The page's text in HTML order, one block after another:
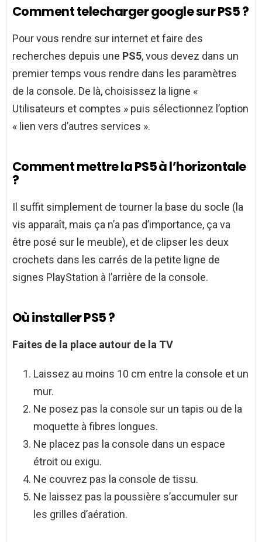
Comment telecharger google sur PS5 ?
Pour vous rendre sur internet et faire des
recherches depuis une PS5, vous devez dans un
premier temps vous rendre dans les paramètres
de la console. De là, choisissez la ligne «
Utilisateurs et comptes » puis sélectionnez l’option
« lien vers d’autres services ».
Comment mettre la PS5 à l’horizontale
?
Il suffit simplement de tourner la base du socle (la
vis apparaît, mais ça n’a pas d’importance, ça va
être posé sur le meuble), et de clipser les deux
crochets dans les carrés de la petite ligne de
signes PlayStation à l’arrière de la console.
Où installer PS5 ?
Faites de la place autour de la TV
Laissez au moins 10 cm entre la console et un
mur.
Ne posez pas la console sur un tapis ou de la
moquette à fibres longues.
Ne placez pas la console dans un espace
étroit ou exigu.
Ne couvrez pas la console de tissu.
Ne laissez pas la poussière s’accumuler sur
les grilles d’aération.